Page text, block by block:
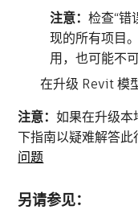
注意：检查“
现的所有项目
用，也可能不
在升级 Revit 模
注意：如果在升级
下指南以疑难解答此
问题
另请参见：